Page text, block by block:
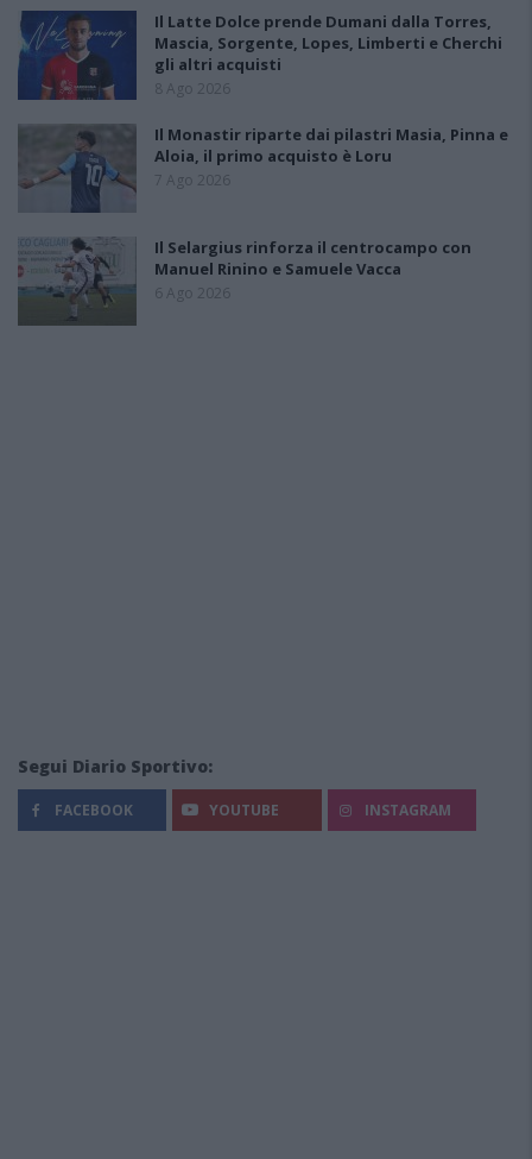
Il Latte Dolce prende Dumani dalla Torres,
Mascia, Sorgente, Lopes, Limberti e Cherchi
gli altri acquisti
8 Ago 2026
Il Monastir riparte dai pilastri Masia, Pinna e
Aloia, il primo acquisto è Loru
7 Ago 2026
Il Selargius rinforza il centrocampo con
Manuel Rinino e Samuele Vacca
6 Ago 2026
Segui Diario Sportivo:
FACEBOOK YOUTUBE INSTAGRAM